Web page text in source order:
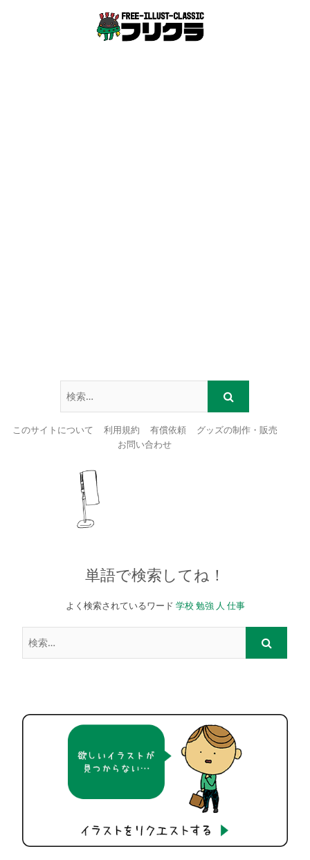
このサイトについて 利用規約 有償依頼
グッズの制作・販売
お問い合わせ
content
単語で検索してね！
よく検索されているワード 学校 勉強 人 仕事